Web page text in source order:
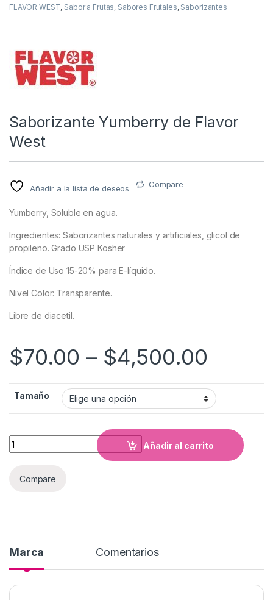
FLAVOR WEST, Sabor a Frutas, Sabores Frutales, Saborizantes
Saborizante Yumberry de Flavor
West
Añadir a la lista de deseos Compare
Yumberry, Soluble en agua.
Ingredientes: Saborizantes naturales y artificiales, glicol de
propileno. Grado USP Kosher
Índice de Uso 15-20% para E-líquido.
Nivel Color: Transparente.
Libre de diacetil.
$70.00 – $4,500.00
Tamaño
Cantidad
Añadir al carrito
Compare
Marca Comentarios